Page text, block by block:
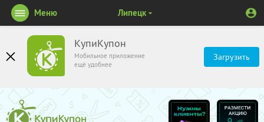
КупиКупон
Мобильное приложение
ещё удобнее
Загрузить
Меню Липецк